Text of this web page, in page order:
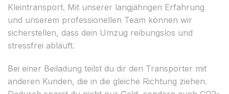
Kleintransport. Mit unserer langjährigen Erfahrung
und unserem professionellen Team können wir
sicherstellen, dass dein Umzug reibungslos und
stressfrei abläuft.
Bei einer Beiladung teilst du dir den Transporter mit
anderen Kunden, die in die gleiche Richtung ziehen.